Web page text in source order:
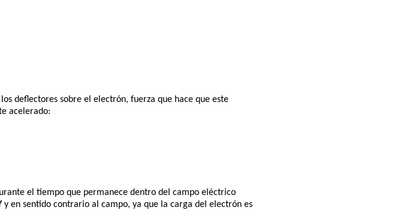
deflectores sobre el electrón, fuerza que hace que este
acelerado:
el tiempo que permanece dentro del campo eléctrico
y en sentido contrario al campo, ya que la carga del electrón es